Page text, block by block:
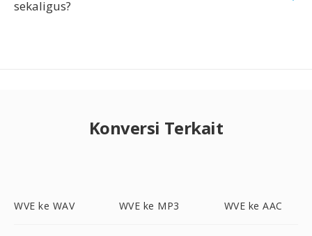
sekaligus?
Konversi Terkait
WVE ke WAV WVE ke MP3 WVE ke AAC